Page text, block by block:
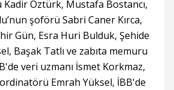
Öztürk, Mustafa Bostancı,
şoförü Sabri Caner Kırca,
Gün, Esra Huri Bulduk, Şehide
Başak Tatlı ve zabıta memuru
veri uzmanı İsmet Korkmaz,
Emrah Yüksel, İBB'de